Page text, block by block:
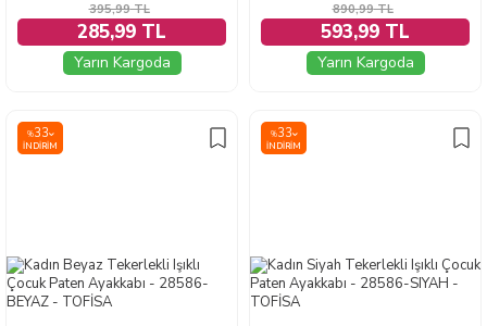
395,99TL
285,99 TL
Yarın Kargoda
890,99TL
593,99 TL
Yarın Kargoda
%33
İNDIRIM
%33
İNDIRIM